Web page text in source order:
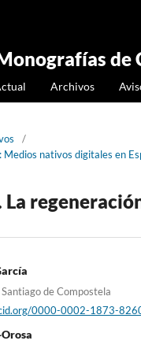
de
Archivos
/
Medios nativos digitales en
La
de Compostela
0000-0002-1873-